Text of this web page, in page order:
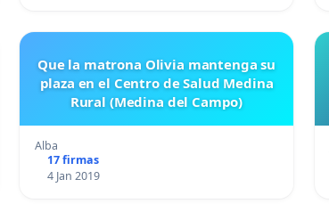
Que la matrona Olivia mantenga su
plaza en el Centro de Salud Medina
Rural (Medina del Campo)
Alba
17 firmas
4 Jan 2019